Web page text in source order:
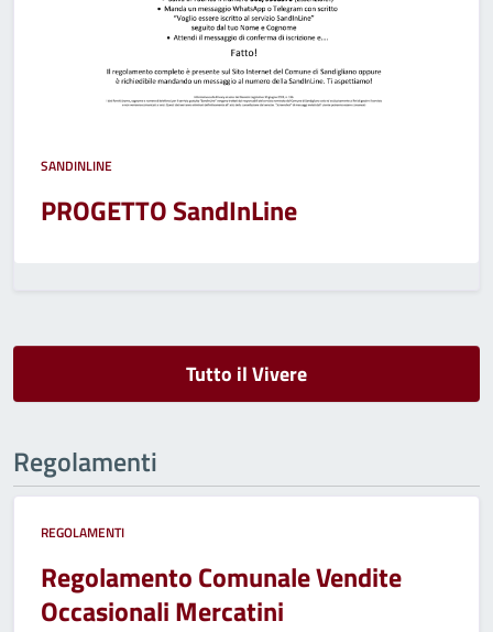
SANDINLINE
PROGETTO SandInLine
Tutto il Vivere
Regolamenti
REGOLAMENTI
Regolamento Comunale Vendite
Occasionali Mercatini